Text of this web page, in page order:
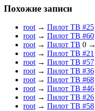
Похожие записи
root → Пилот ТВ #25
root → Пилот ТВ #60
root → Пилот ТВ 0 →
root → Пилот ТВ #21
root → Пилот ТВ #57
root → Пилот ТВ #36
root → Пилот ТВ #68
root → Пилот ТВ #46
root → Пилот ТВ #26
root → Пилот ТВ #58